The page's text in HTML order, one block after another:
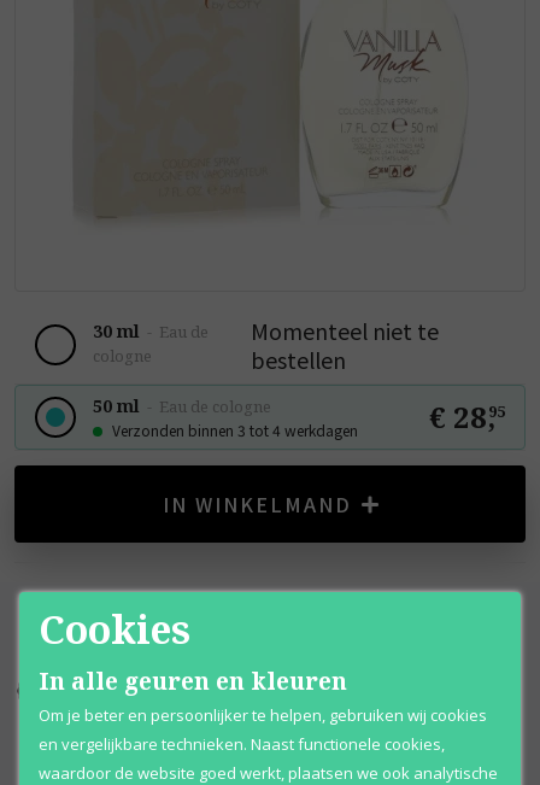
30 ml - Eau de
cologne
Momenteel niet te
bestellen
50 ml - Eau de cologne
Verzonden binnen 3 tot 4 werkdagen € 28,
95
IN WINKELMAND
Kortingen tot wel 70% Al 12 jaar
100% originele parfums Afhalen mogelijk
Cookies
In alle geuren en kleuren
Om je beter en persoonlijker te helpen, gebruiken wij cookies
en vergelijkbare technieken. Naast functionele cookies,
waardoor de website goed werkt, plaatsen we ook analytische